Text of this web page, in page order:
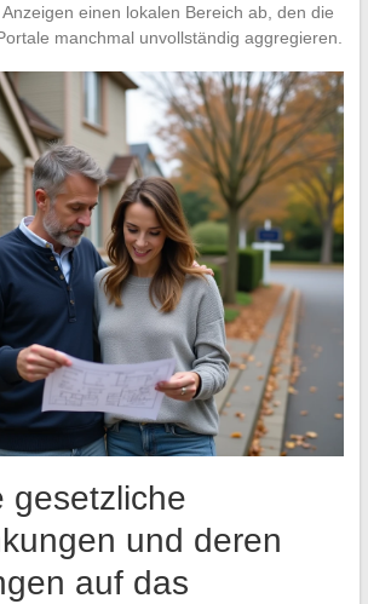
einen lokalen Bereich ab, den die
manchmal unvollständig aggregieren.
gesetzliche
und deren
auf das